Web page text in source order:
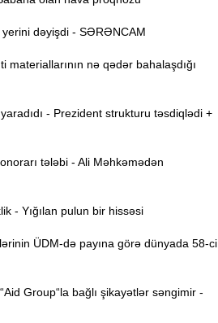
dəyişdi - SƏRƏNCAM
nə qədər bahalaşdığı
- Prezident strukturu təsdiqlədi +
tələbi - Ali Məhkəmədən
- Yığılan pulun bir hissəsi
ÜDM-də payına görə dünyada 58-ci
Group“la bağlı şikayətlər səngimir -